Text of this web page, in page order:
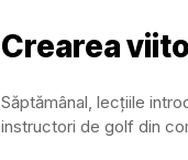
Crearea
Săptămânal, lecțiile
instructori de golf din